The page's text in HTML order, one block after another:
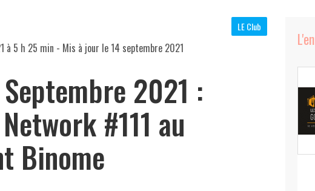
LE Club
à 5 h 25 min - Mis à jour le14 septembre 2021
2021 :
#111 au
Binome